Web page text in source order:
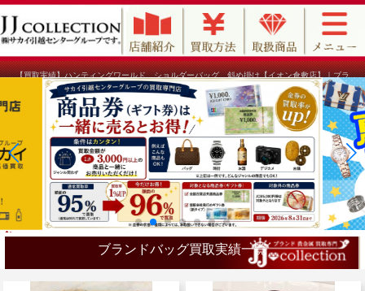
【買取実績】ハンティングワールド ショルダーバッグ 斜め掛け【イオン倉敷店】｜ブラ
ンド買取のJJコレクション
ブランドバッグ買取実績一覧